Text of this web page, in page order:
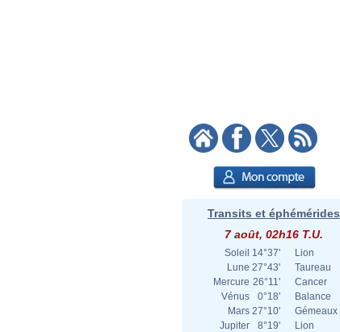
Transits et éphémérides
7 août, 02h16 T.U.
Soleil 14°37'
Lion
Lune 27°43'
Taureau
Mercure 26°11'
Cancer
Vénus
0°18'
Balance
Mars 27°10'
Gémeaux
Jupiter
8°19'
Lion